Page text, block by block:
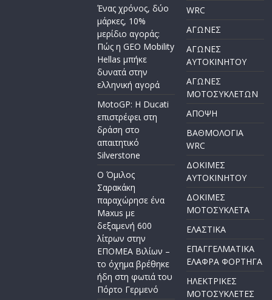
Ένας χρόνος, δύο
μάρκες, 10%
μερίδιο αγοράς:
Πώς η GEO Mobility
Hellas μπήκε
δυνατά στην
ελληνική αγορά
MotoGP: Η Ducati
επιστρέφει στη
δράση στο
απαιτητικό
Silverstone
Ο Όμιλος
Σαρακάκη
παραχώρησε ένα
Maxus με
δεξαμενή 600
λίτρων στην
ΕΠΟΜΕΑ Βιλίων –
το όχημα βρέθηκε
ήδη στη φωτιά του
Πόρτο Γερμενό
WRC
ΑΓΩΝΕΣ
ΑΓΩΝΕΣ
AYTOKINHTOY
ΑΓΩΝΕΣ
ΜΟΤΟΣΥΚΛΕΤΩΝ
ΑΠΟΨΗ
ΒΑΘΜΟΛΟΓΙΑ
WRC
ΔΟΚΙΜΕΣ
ΑΥΤΟΚΙΝΗΤΟΥ
ΔΟΚΙΜΕΣ
ΜΟΤΟΣΥΚΛΕΤΑ
ΕΛΑΣΤΙΚΑ
ΕΠΑΓΓΕΛΜΑΤΙΚΑ
ΕΛΑΦΡΑ ΦΟΡΤΗΓΑ
ΗΛΕΚΤΡΙΚΕΣ
ΜΟΤΟΣΥΚΛΕΤΕΣ